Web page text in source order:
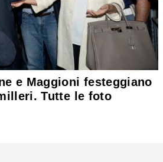
e Maggioni festeggiano
Tutte le foto